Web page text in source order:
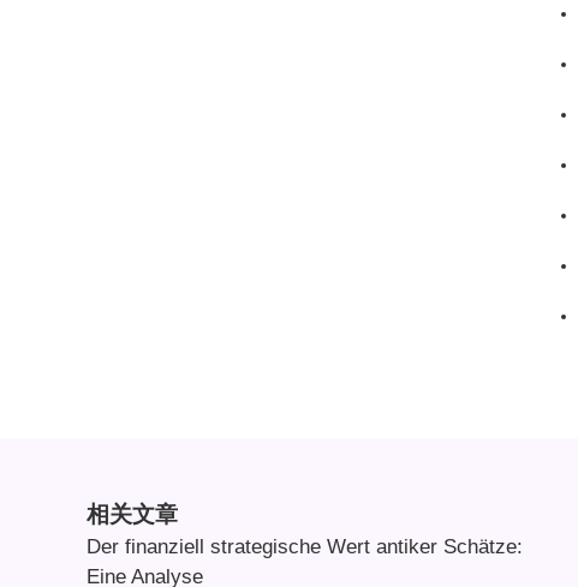
相关文章
Der finanziell strategische Wert antiker Schätze:
Eine Analyse